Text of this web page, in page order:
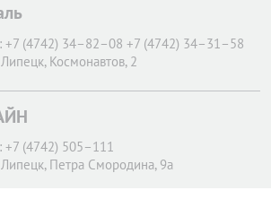
+7 (4742) 34–82–08 +7 (4742) 34–31–58
Липецк, Космонавтов, 2
+7 (4742) 505–111
Липецк, Петра Смородина, 9а